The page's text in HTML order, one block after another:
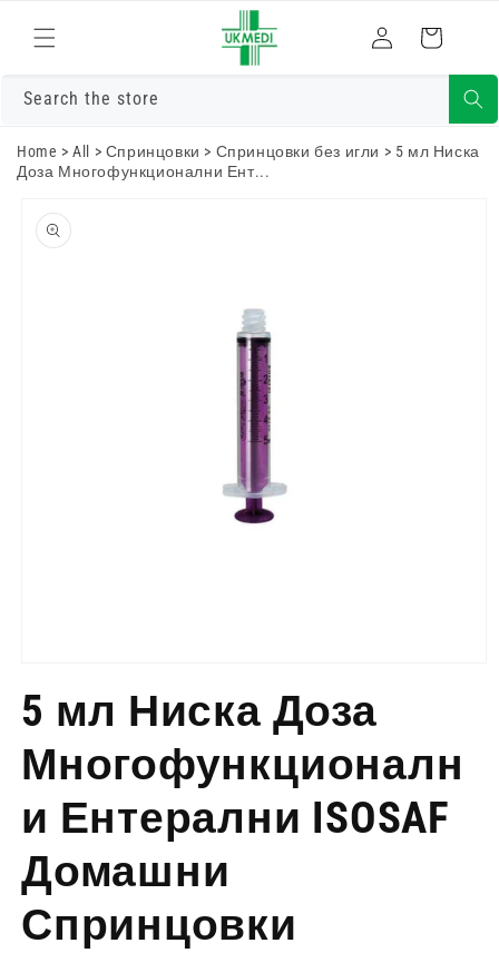
към
съдържанието
Влизам Количка
Search the store
Home >All > Спринцовки > Спринцовки без игли > 5 мл Ниска
Доза Многофункционални Ент...
информацията
за продукта
1
в
режим
5 мл Ниска Доза
Многофункционалн
и Ентерални ISOSAF
Домашни
Спринцовки